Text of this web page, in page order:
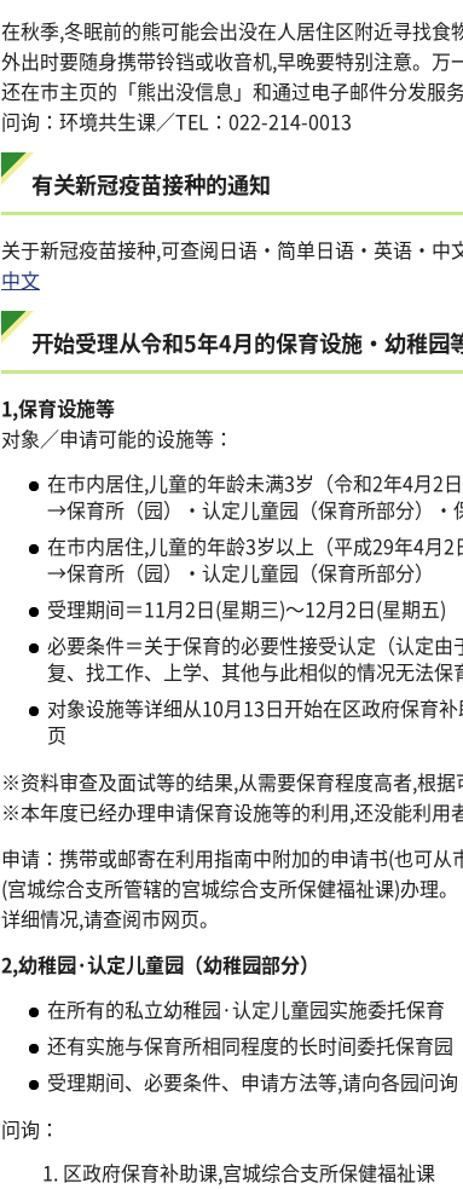
在秋季,冬眠前的熊可能会出没在人居住区附近寻找
外出时要随身携带铃铛或收音机,早晚要特别注意。
还在市主页的「熊出没信息」和通过电子邮件分发服
问询：环境共生课／TEL：022-214-0013
有关新冠疫苗接种的通知
关于新冠疫苗接种,可查阅日语・简单日语・英语・中
中文
开始受理从令和5年4月的保育设施・幼稚
1,保育设施等
对象／申请可能的设施等：
在市内居住,儿童的年龄未满3岁（令和2年4月2
→保育所（园）・认定儿童园（保育所部分）・
在市内居住,儿童的年龄3岁以上（平成29年4月
→保育所（园）・认定儿童园（保育所部分）
受理期间＝11月2日(星期三)～12月2日(星期五)
必要条件＝关于保育的必要性接受认定（认定
复、找工作、上学、其他与此相似的情况无法保
对象设施等详细从10月13日开始在区政府保育
页
※资料审查及面试等的结果,从需要保育程度高者,根
※本年度已经办理申请保育设施等的利用,还没能利用
申请：携带或邮寄在利用指南中附加的申请书(也可
(宫城综合支所管辖的宫城综合支所保健福祉课)办理。
详细情况,请查阅市网页。
2,幼稚园·认定儿童园（幼稚园部分）
在所有的私立幼稚园·认定儿童园实施委托保育
还有实施与保育所相同程度的长时间委托保育园
受理期间、必要条件、申请方法等,请向各园问询
问询：
区政府保育补助课,宫城综合支所保健福祉课